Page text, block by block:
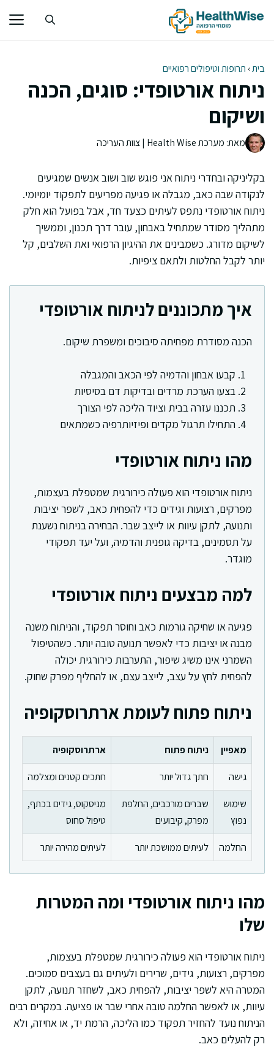
לתוכן
בית› תרופות וטיפולים רפואיים
ניתוח אורטופדי: סוגים, הכנה
ושיקום
מאת: מערכת Health Wise | צוות העריכה
בקליניקה ובחדרי ניתוח אני פוגש שוב ושוב אנשים שמגיעים
לנקודה שבה כאב, מגבלה או פגיעה מפריעים לתפקוד יומיומי.
ניתוח אורטופדי נתפס לעיתים כצעד חד, אבל בפועל הוא חלק
מתהליך מסודר שמתחיל באבחון, עובר דרך תכנון, וממשיך
לשיקום מדורג. כשמבינים את ההיגיון הרפואי ואת השלבים, קל
יותר לקבל החלטות ולתאם ציפיות.
איך מתכוננים לניתוח אורטופדי
הכנה מסודרת מפחיתה סיבוכים ומשפרת שיקום.
קבעו אבחון והדמיה לפי הכאב והמגבלה
בצעו הערכת מרדים ובדיקות דם בסיסיות
תכננו עזרה בבית וציוד הליכה לפי הצורך
התחילו תרגול מקדים ופיזיותרפיה כשמתאים
מהו ניתוח אורטופדי
ניתוח אורטופדי הוא פעולה כירורגית שמטפלת בעצמות,
מפרקים, רצועות וגידים כדי להפחית כאב, לשפר יציבות
ותנועה, לתקן עיוות או לייצב שבר. הבחירה בניתוח נשענת
על תסמינים, בדיקה גופנית והדמיה, ועל יעד תפקודי
מוגדר.
למה מבצעים ניתוח אורטופדי
פגיעה או שחיקה גורמות כאב וחוסר תפקוד, והניתוח משנה
מבנה או יציבות כדי לאפשר תנועה טובה יותר. כשהטיפול
השמרני אינו משיג שיפור, התערבות כירורגית יכולה
להפחית לחץ על עצב, לייצב עצם, או להחליף מפרק שחוק.
ניתוח פתוח לעומת ארתרוסקופיה
מאפיין ניתוח פתוח
ארתרוסקופיה
גישה
חתך גדול יותר
חתכים קטנים ומצלמה
שימוש
נפוץ
שברים מורכבים, החלפת
מפרק, קיבועים
מניסקוס, גידים בכתף,
טיפול סחוס
החלמה
לעיתים ממושכת יותר לעיתים מהירה יותר
מהו ניתוח אורטופדי ומה המטרות
שלו
ניתוח אורטופדי הוא פעולה כירורגית שמטפלת בעצמות,
מפרקים, רצועות, גידים, שרירים ולעיתים גם בעצבים סמוכים.
המטרה היא לשפר יציבות, להפחית כאב, לשחזר תנועה, לתקן
עיוות, או לאפשר החלמה טובה אחרי שבר או פציעה. במקרים רבים
הניתוח נועד להחזיר תפקוד כמו הליכה, הרמת יד, או אחיזה, ולא
רק להעלים כאב.